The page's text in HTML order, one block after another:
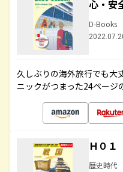
心・安
D-Books
久しぶりの海外旅行でも大
ニックがつまった24ページ
Ｈ０
歴史時代